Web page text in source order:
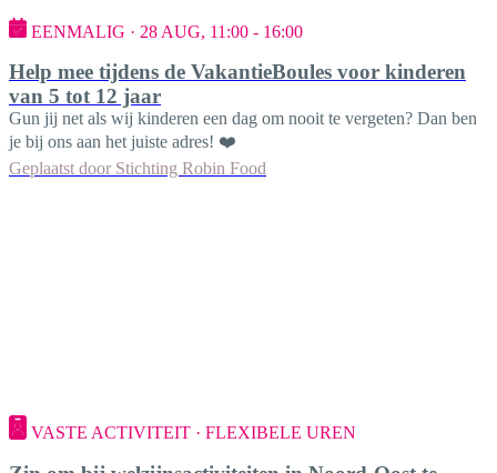
EENMALIG · 28 AUG, 11:00 - 16:00
Help mee tijdens de VakantieBoules voor kinderen
van 5 tot 12 jaar
Gun jij net als wij kinderen een dag om nooit te vergeten? Dan ben
je bij ons aan het juiste adres! ❤️
Geplaatst door Stichting Robin Food
VASTE ACTIVITEIT · FLEXIBELE UREN